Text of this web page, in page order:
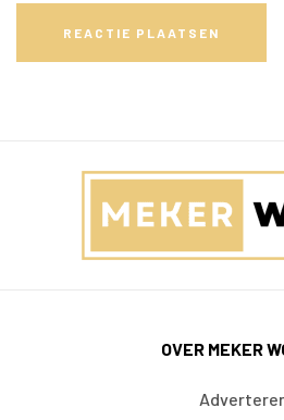
REACTIE PLAATSEN
OVER MEKER